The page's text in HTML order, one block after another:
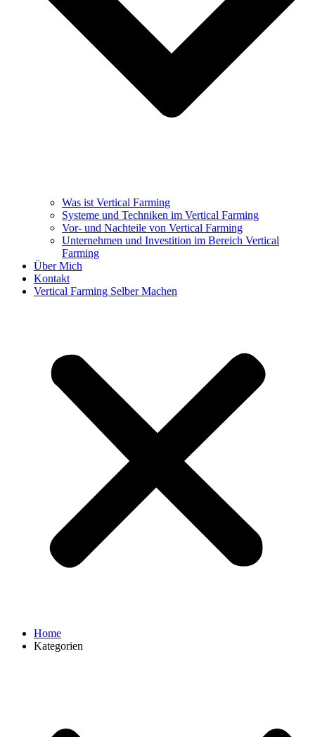
Was ist Vertical Farming
Systeme und Techniken im Vertical Farming
Vor- und Nachteile von Vertical Farming
Unternehmen und Investition im Bereich Vertical
Farming
Über Mich
Kontakt
Vertical Farming Selber Machen
Home
Kategorien